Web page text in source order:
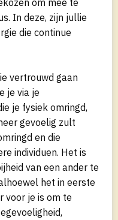
In deze, zijn jullie
die continue
vertrouwd gaan
je via je
je fysiek omringd,
gevoelig zult
en die
individuen. Het is
van een ander te
het in eerste
voor je is om te